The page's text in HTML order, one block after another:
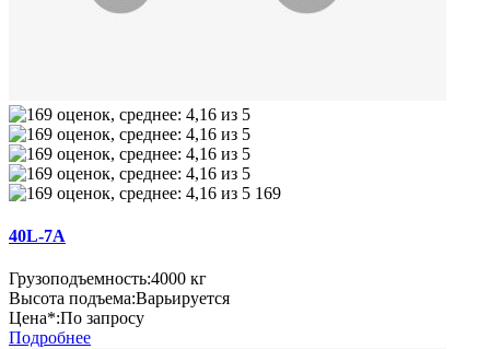
169
40L-7А
Грузоподъемность:4000 кг
Высота подъема:Варьируется
Цена*:По запросу
Подробнее